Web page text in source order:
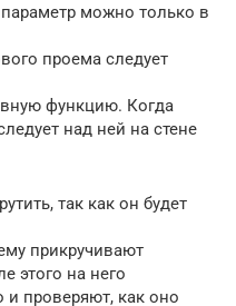
можно только в
проема следует
функцию. Когда
над ней на стене
так как он будет
прикручивают
этого на него
проверяют, как оно